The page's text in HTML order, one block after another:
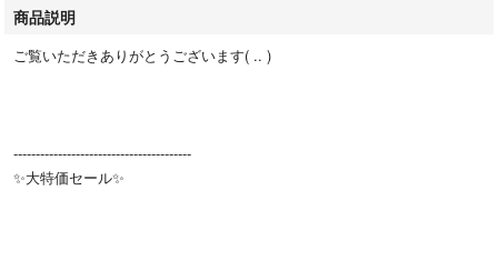
商品説明
ご覧いただきありがとうございます( .. )
----------------------------------------
✨大特価セール✨